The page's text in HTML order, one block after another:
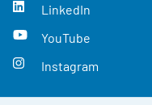
LinkedIn
YouTube
Instagram